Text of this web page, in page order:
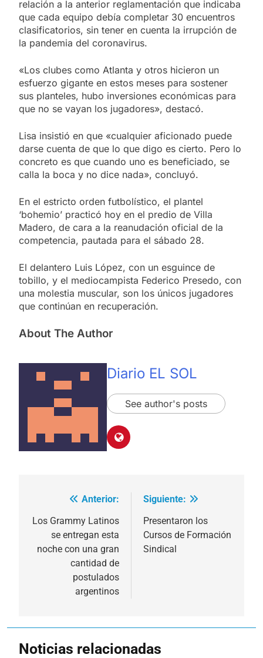
relación a la anterior reglamentación que indicaba
que cada equipo debía completar 30 encuentros
clasificatorios, sin tener en cuenta la irrupción de
la pandemia del coronavirus.
«Los clubes como Atlanta y otros hicieron un
esfuerzo gigante en estos meses para sostener
sus planteles, hubo inversiones económicas para
que no se vayan los jugadores», destacó.
Lisa insistió en que «cualquier aficionado puede
darse cuenta de que lo que digo es cierto. Pero lo
concreto es que cuando uno es beneficiado, se
calla la boca y no dice nada», concluyó.
En el estricto orden futbolístico, el plantel
‘bohemio’ practicó hoy en el predio de Villa
Madero, de cara a la reanudación oficial de la
competencia, pautada para el sábado 28.
El delantero Luis López, con un esguince de
tobillo, y el mediocampista Federico Presedo, con
una molestia muscular, son los únicos jugadores
que continúan en recuperación.
About The Author
Diario EL SOL
See author's posts
Navegación
de
entradas
Anterior:
Los Grammy Latinos
se entregan esta
noche con una gran
cantidad de
postulados
argentinos
Siguiente:
Presentaron los
Cursos de Formación
Sindical
Noticias relacionadas